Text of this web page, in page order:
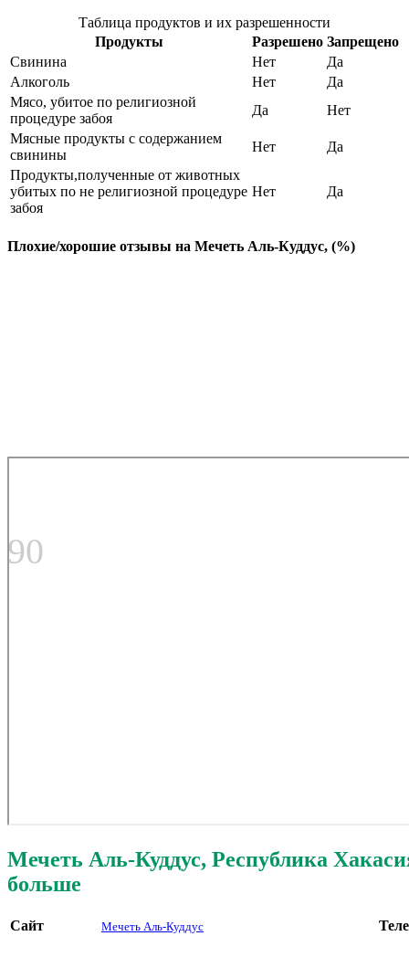
Таблица продуктов и их разрешенности
Продукты
Разрешено Запрещено
Свинина
Нет
Да
Алкоголь
Нет
Да
Мясо, убитое по религиозной
процедуре забоя
Да
Нет
Мясные продукты с содержанием
свинины
Нет
Да
Продукты,полученные от животных
убитых по не религиозной процедуре
забоя
Нет Да
Плохие/хорошие отзывы на Мечеть Аль-Куддус, (%)
90
Мечеть Аль-Куддус, Республика
больше
Сайт Мечеть Аль-Куддус